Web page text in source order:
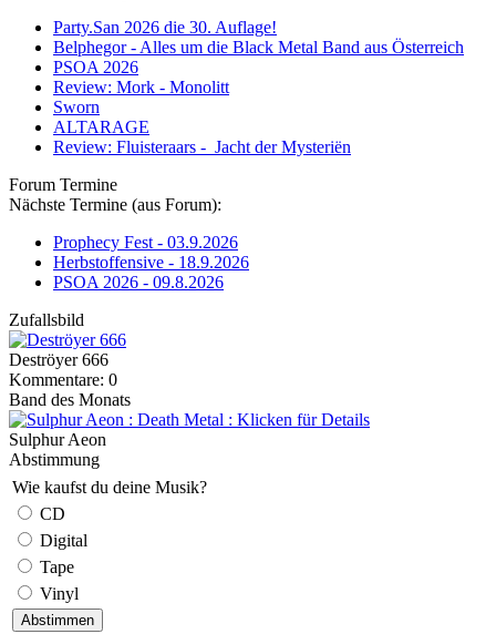
Party.San 2026 die 30. Auflage!
Belphegor - Alles um die Black Metal Band aus Österreich
PSOA 2026
Review: Mork - Monolitt
Sworn
ALTARAGE
Review: Fluisteraars - Jacht der Mysteriën
Forum Termine
Nächste Termine (aus Forum):
Prophecy Fest - 03.9.2026
Herbstoffensive - 18.9.2026
PSOA 2026 - 09.8.2026
Zufallsbild
Deströyer 666
Kommentare: 0
Band des Monats
Sulphur Aeon
Abstimmung
Wie kaufst du deine Musik?
CD
Digital
Tape
Vinyl